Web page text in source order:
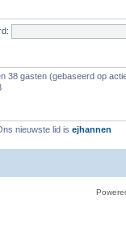
38 gasten (gebaseerd op
nieuwste lid is ejhannen